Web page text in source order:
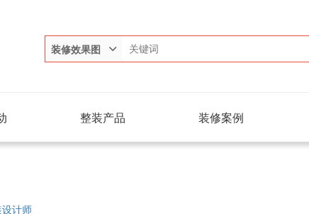
装修效果图
整装产品 装修案例
计师